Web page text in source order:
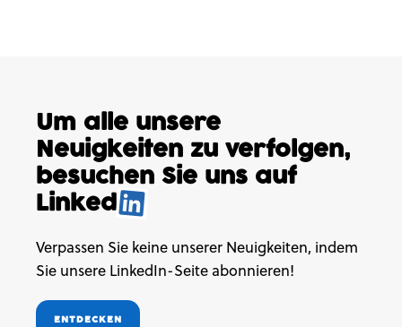
Um alle unsere
Neuigkeiten zu verfolgen,
besuchen Sie uns auf
Linked.
Verpassen Sie keine unserer Neuigkeiten, indem
Sie unsere LinkedIn-Seite abonnieren!
ENTDECKEN